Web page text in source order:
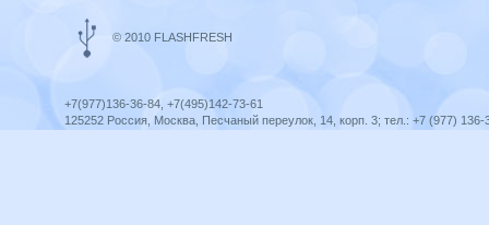
© 2010 FLASHFRESH
+7(977)136-36-84, +7(495)142-73-61
125252 Россия, Москва, Песчаный переулок, 14, корп. 3; тел.: +7 (977) 136-